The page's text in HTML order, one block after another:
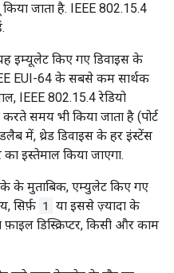
किया जाता है. IEEE 802.15.4
इम्यूलेट किए गए डिवाइस के
EUI-64 के सबसे कम सार्थक
IEEE 802.15.4 रेडियो
समय भी किया जाता है (पोर्ट
में, थ्रेड डिवाइस के हर इंस्टेंस
इस्तेमाल किया जाएगा.
के मुताबिक, एम्युलेट किए गए
सिर्फ़ 1 या इससे ज़्यादा के
फ़ाइल डिस्क्रिप्टर, किसी और काम